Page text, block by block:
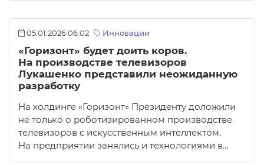
05.01.2026 06:02 Инновации
«Горизонт» будет доить коров.
На производстве телевизоров
Лукашенко представили неожиданную
разработку
На холдинге «Горизонт» Президенту доложили
не только о роботизированном производстве
телевизоров с искусственным интеллектом.
На предприятии занялись и технологиями в…